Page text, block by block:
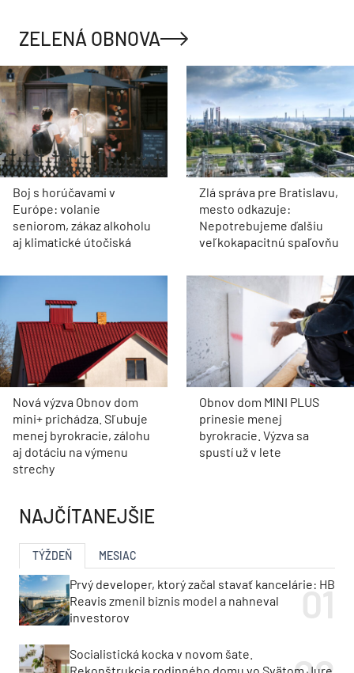
ZELENÁ OBNOVA
Boj s horúčavami v
Európe: volanie
seniorom, zákaz alkoholu
aj klimatické útočiská
Zlá správa pre Bratislavu,
mesto odkazuje:
Nepotrebujeme ďalšiu
veľkokapacitnú spaľovňu
Nová výzva Obnov dom
mini+ prichádza. Sľubuje
menej byrokracie, zálohu
aj dotáciu na výmenu
strechy
Obnov dom MINI PLUS
prinesie menej
byrokracie. Výzva sa
spustí už v lete
NAJČÍTANEJŠIE
TÝŽDEŇ MESIAC
Prvý developer, ktorý začal stavať kancelárie: HB
Reavis zmenil biznis model a nahneval
investorov
Socialistická kocka v novom šate.